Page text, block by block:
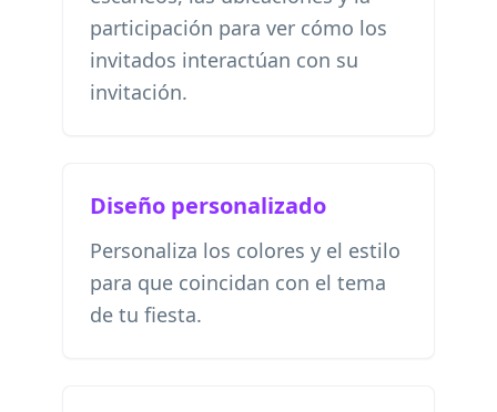
participación para ver cómo los
invitados interactúan con su
invitación.
Diseño personalizado
Personaliza los colores y el estilo
para que coincidan con el tema
de tu fiesta.